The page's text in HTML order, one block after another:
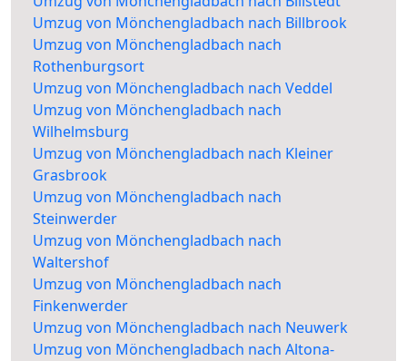
Umzug von Mönchengladbach nach Billbrook
Umzug von Mönchengladbach nach
Rothenburgsort
Umzug von Mönchengladbach nach Veddel
Umzug von Mönchengladbach nach
Wilhelmsburg
Umzug von Mönchengladbach nach Kleiner
Grasbrook
Umzug von Mönchengladbach nach
Steinwerder
Umzug von Mönchengladbach nach
Waltershof
Umzug von Mönchengladbach nach
Finkenwerder
Umzug von Mönchengladbach nach Neuwerk
Umzug von Mönchengladbach nach Altona-